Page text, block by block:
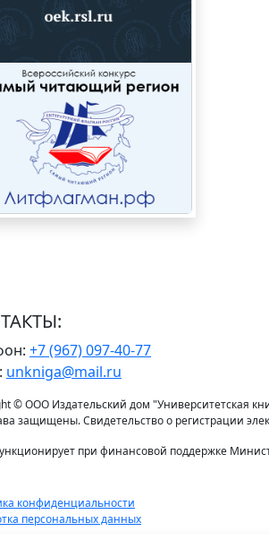
+7 (967) 097-40-77
unkniga@mail.ru
© ООО Издательский дом "Университетская
защищены. Свидетельство о регистрации
при финансовой поддержке
конфиденциальности
персональных данных